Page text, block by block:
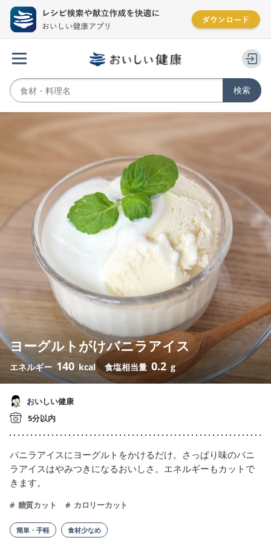
ヨーグルトがけバニラアイス
エネルギー 140 kcal 食塩相当量 0.2 g
おいしい健康
5分以内
バニラアイスにヨーグルトをかけるだけ。さっぱり味のバニ
ラアイスはやみつきになるおいしさ。エネルギーもカットで
きます。
糖質カット カロリーカット
簡単・手軽 食材少なめ